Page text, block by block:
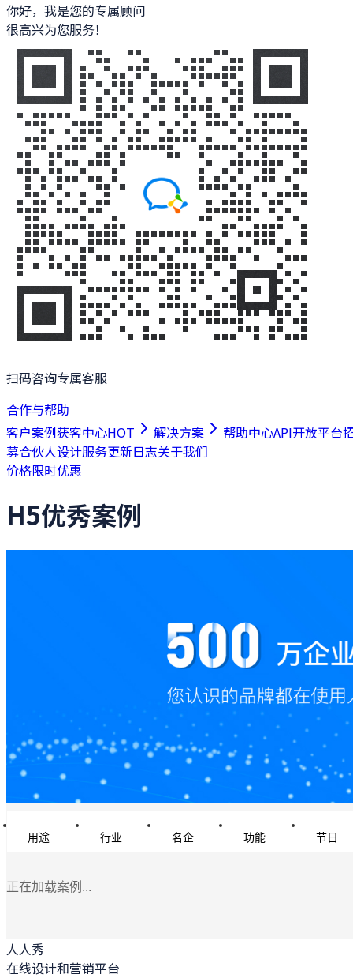
你好，我是您的专属顾问
很高兴为您服务！
扫码咨询专属客服
合作与帮助
客户案例获客中心HOT 解决方案 帮助中心API开放平台
募合伙人设计服务更新日志关于我们
价格限时优惠
H5优秀案例
用途 行业 名企 功能 节日
正在加载案例...
人人秀
在线设计和营销平台